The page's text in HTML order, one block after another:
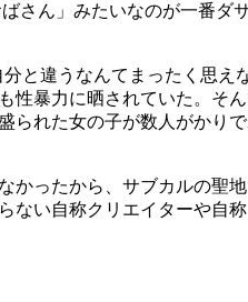
ん」みたいなのが一番ダ
違うなんてまったく思
暴力に晒されていた。そ
れた女の子が数人がかり
ったから、サブカルの聖
い自称クリエイターや自